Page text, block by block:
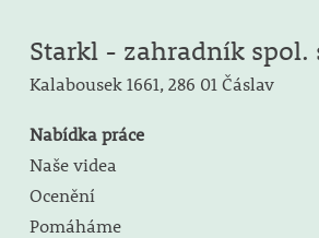
Starkl - zahradník spol.
Kalabousek 1661, 286 01 Čáslav
Nabídka práce
Naše videa
Ocenění
Pomáháme